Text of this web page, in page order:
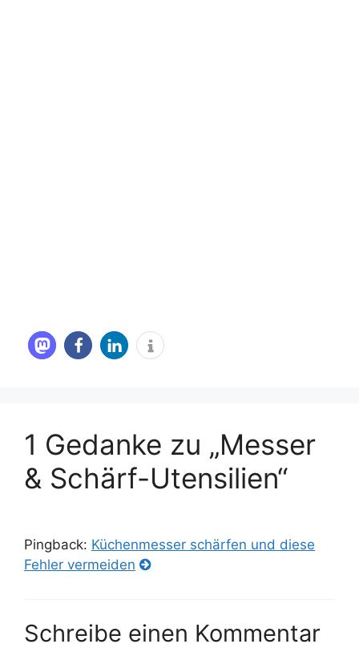
1 Gedanke zu „Messer
& Schärf-Utensilien“
Pingback: Küchenmesser schärfen und diese
Fehler vermeiden
Schreibe einen Kommentar